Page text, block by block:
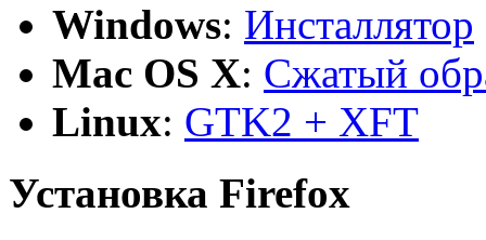
Windows: Инсталлятор
Mac OS X: Сжатый
Linux: GTK2 + XFT
Установка Firefox